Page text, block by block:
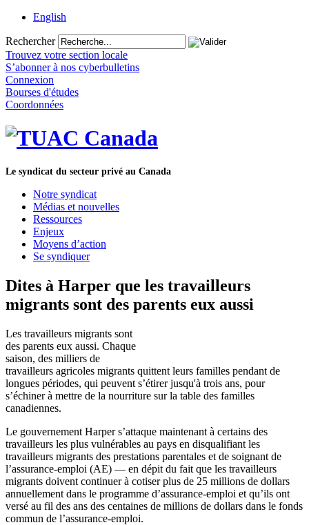
English
Rechercher
Trouvez votre section locale
S’abonner à nos cyberbulletins
Connexion
Bourses d'études
Coordonnées
Le syndicat du secteur privé au Canada
Notre syndicat
Médias et nouvelles
Ressources
Enjeux
Moyens d’action
Se syndiquer
Dites à Harper que les travailleurs
migrants sont des parents eux aussi
Les travailleurs migrants sont
des parents eux aussi. Chaque
saison, des milliers de
travailleurs agricoles migrants quittent leurs familles pendant de
longues périodes, qui peuvent s’étirer jusqu'à trois ans, pour
s’échiner à mettre de la nourriture sur la table des familles
canadiennes.
Le gouvernement Harper s’attaque maintenant à certains des
travailleurs les plus vulnérables au pays en disqualifiant les
travailleurs migrants des prestations parentales et de soignant de
l’assurance-emploi (AE) — en dépit du fait que les travailleurs
migrants doivent continuer à cotiser plus de 25 millions de dollars
annuellement dans le programme d’assurance-emploi et qu’ils ont
versé au fil des ans des centaines de millions de dollars dans le fonds
commun de l’assurance-emploi.